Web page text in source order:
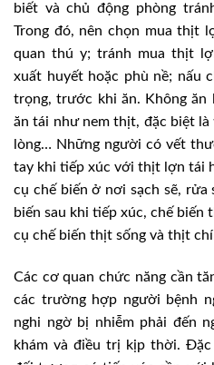
biết và chủ động phòng
Trong đó, nên chọn mua thịt
quan thú y; tránh mua thịt
xuất huyết hoặc phù nề; nấu
trọng, trước khi ăn. Không ăn
ăn tái như nem thịt, đặc biệt
lòng… Những người có vết
tay khi tiếp xúc với thịt lợn tái
cụ chế biến ở nơi sạch sẽ, rửa
biến sau khi tiếp xúc, chế biến
cụ chế biến thịt sống và thịt
Các cơ quan chức năng cần
các trường hợp người bệnh
nghi ngờ bị nhiễm phải đến
khám và điều trị kịp thời.